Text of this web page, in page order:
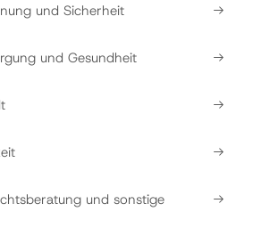
und Sicherheit
und Gesundheit
und sonstige